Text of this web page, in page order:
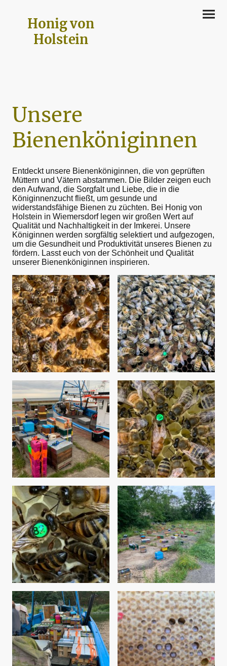
Honig von
Holstein
Unsere
Bienenköniginnen
Entdeckt unsere Bienenköniginnen, die von geprüften
Müttern und Vätern abstammen. Die Bilder zeigen euch
den Aufwand, die Sorgfalt und Liebe, die in die
Königinnenzucht fließt, um gesunde und
widerstandsfähige Bienen zu züchten. Bei Honig von
Holstein in Wiemersdorf legen wir großen Wert auf
Qualität und Nachhaltigkeit in der Imkerei. Unsere
Königinnen werden sorgfältig selektiert und aufgezogen,
um die Gesundheit und Produktivität unseres Bienen zu
fördern. Lasst euch von der Schönheit und Qualität
unserer Bienenköniginnen inspirieren.